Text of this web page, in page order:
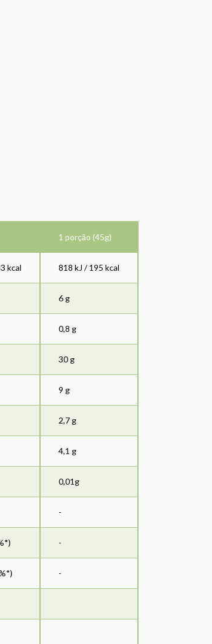
1 porção (45g)
kcal 818 kJ / 195 kcal
6 g
0,8 g
30 g
9 g
2,7 g
4,1 g
0,01g
-
-
-